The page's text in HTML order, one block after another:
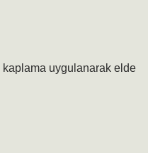
kaplama uygulanarak elde